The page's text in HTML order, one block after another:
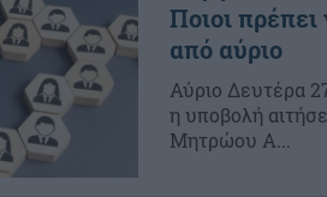
Ποιοι
από αύριο
Αύριο Δευτέρα
η υποβολή
Μητρώου Α...